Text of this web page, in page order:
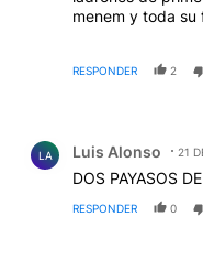
menem y toda su
todos los demás
mental y las
hasta al más
manejarnos a sus
décadas …Puede
la ruta correcta,
los más
RESPONDER 2
LA Luis Alonso 21
DOS PAYASOS
RESPONDER 0